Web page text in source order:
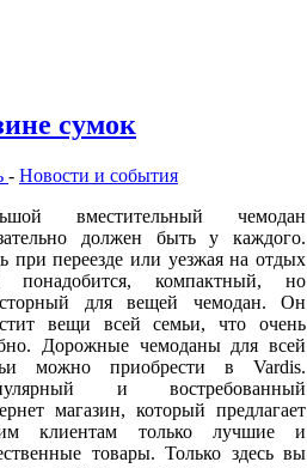
сумок
- Новости и события
вместительный чемодан
должен быть у каждого.
при переезде или уезжая на отдых
понадобится, компактный, но
для вещей чемодан. Он
вещи всей семьи, что очень
Дорожные чемоданы для всей
можно приобрести в Vardis.
и востребованный
магазин, который предлагает
клиентам только лучшие и
товары. Только здесь вы